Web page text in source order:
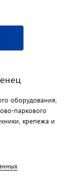
оборудования,
паркового
крепежа и